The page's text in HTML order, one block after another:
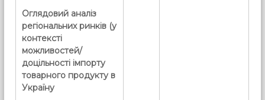
Оглядовий аналіз
регіональних ринків (у
контексті
можливостей/
доцільності імпорту
товарного продукту в
Україну